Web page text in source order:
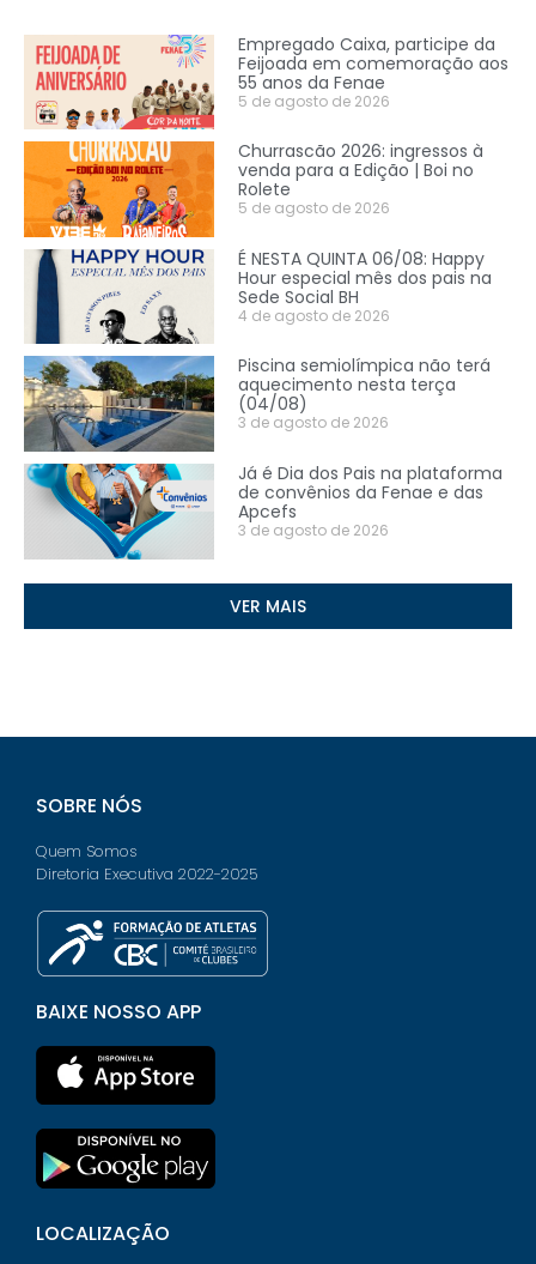
Empregado Caixa, participe da
Feijoada em comemoração aos
55 anos da Fenae
5 de agosto de 2026
Churrascão 2026: ingressos à
venda para a Edição | Boi no
Rolete
5 de agosto de 2026
É NESTA QUINTA 06/08: Happy
Hour especial mês dos pais na
Sede Social BH
4 de agosto de 2026
Piscina semiolímpica não terá
aquecimento nesta terça
(04/08)
3 de agosto de 2026
Já é Dia dos Pais na plataforma
de convênios da Fenae e das
Apcefs
3 de agosto de 2026
VER MAIS
SOBRE NÓS
Quem Somos
Diretoria Executiva 2022-2025
BAIXE NOSSO APP
LOCALIZAÇÃO